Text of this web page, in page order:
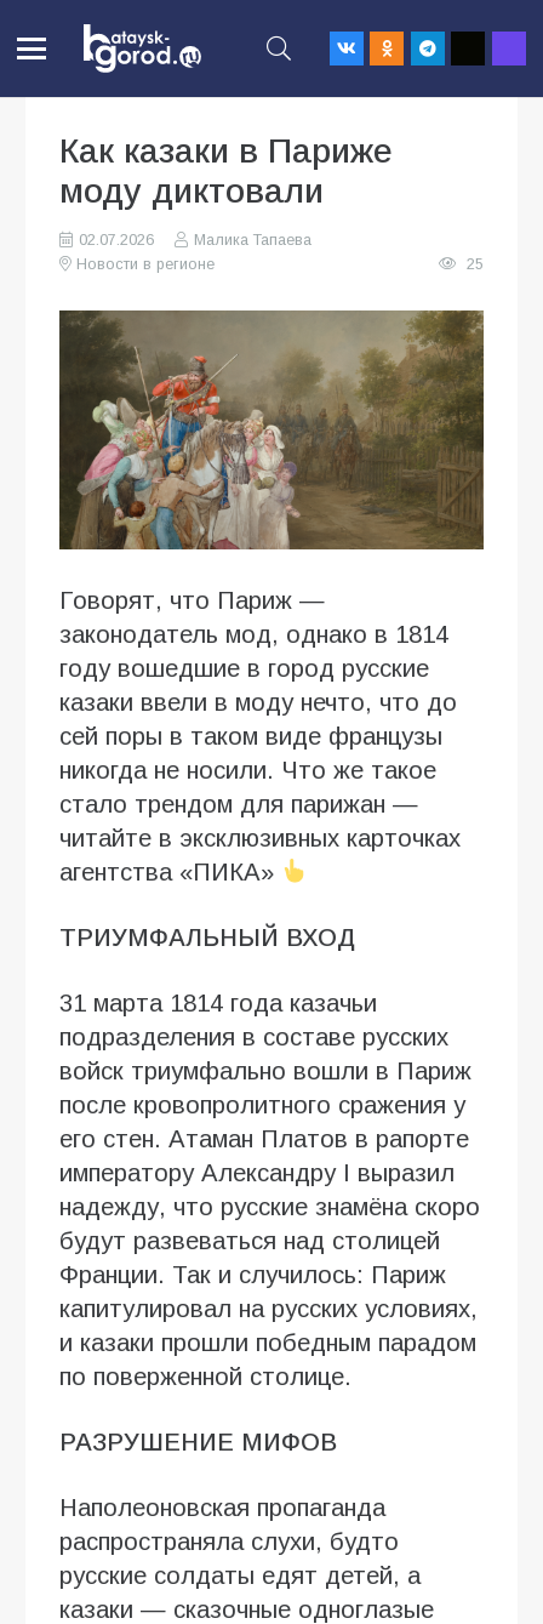
Как казаки в Париже
моду диктовали
02.07.2026
Малика Тапаева
Новости в регионе
25
Говорят, что Париж —
законодатель мод, однако в 1814
году вошедшие в город русские
казаки ввели в моду нечто, что до
сей поры в таком виде французы
никогда не носили. Что же такое
стало трендом для парижан —
читайте в эксклюзивных карточках
агентства «ПИКА»
ТРИУМФАЛЬНЫЙ ВХОД
31 марта 1814 года казачьи
подразделения в составе русских
войск триумфально вошли в Париж
после кровопролитного сражения у
его стен. Атаман Платов в рапорте
императору Александру I выразил
надежду, что русские знамёна скоро
будут развеваться над столицей
Франции. Так и случилось: Париж
капитулировал на русских условиях,
и казаки прошли победным парадом
по поверженной столице.
РАЗРУШЕНИЕ МИФОВ
Наполеоновская пропаганда
распространяла слухи, будто
русские солдаты едят детей, а
казаки — сказочные одноглазые